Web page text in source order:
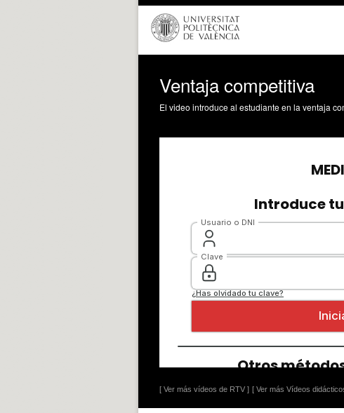
Ventaja competitiva
El video introduce al estudiante en la ventaja
[ Ver más vídeos de RTV ] [ Ver más Vídeos